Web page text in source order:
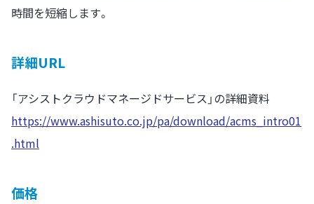
時間を短縮します。
詳細URL
「アシストクラウドマネージドサービス」の詳細資料
https://www.ashisuto.co.jp/pa/download/acms_intro01
.html
価格